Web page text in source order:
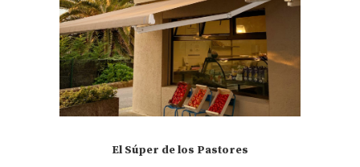
El Súper de los Pastores